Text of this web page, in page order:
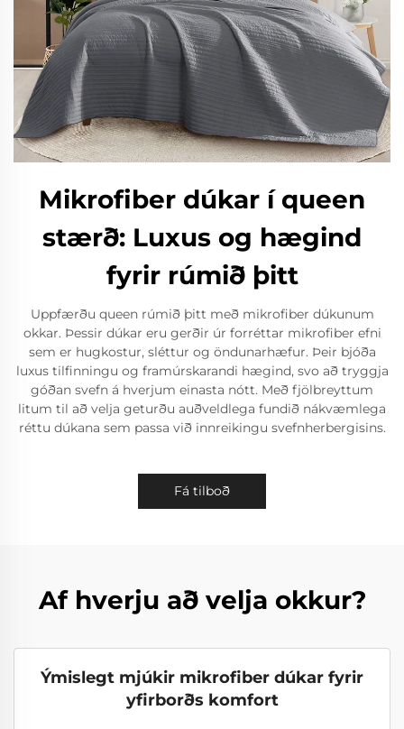
Mikrofiber dúkar í queen
stærð: Luxus og hægind
fyrir rúmið þitt
Uppfærðu queen rúmið þitt með mikrofiber dúkunum
okkar. Þessir dúkar eru gerðir úr forréttar mikrofiber efni
sem er hugkostur, sléttur og öndunarhæfur. Þeir bjóða
luxus tilfinningu og framúrskarandi hægind, svo að tryggja
góðan svefn á hverjum einasta nótt. Með fjölbreyttum
litum til að velja geturðu auðveldlega fundið nákvæmlega
réttu dúkana sem passa við innreikingu svefnherbergisins.
Fá tilboð
Af hverju að velja okkur?
Ýmislegt mjúkir mikrofiber dúkar fyrir
yfirborðs komfort